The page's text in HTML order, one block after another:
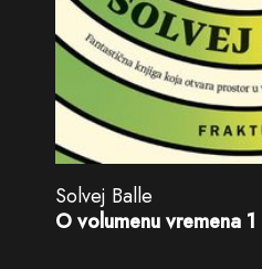
Solvej Balle
O volumenu vremena 1